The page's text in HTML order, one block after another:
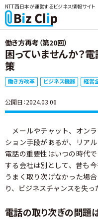
NTT西日本が運営するビジネス情報サイト
働き方再考（第20回）
困っていませんか？
策
働き方改革 ビジネス機器 経営
公開日：2024.03.06
メールやチャット、オン
ション手段があるが、リア
電話の重要性はいつの時代
する会社は別として、昔も
うまく取り次げなかった場
り、ビジネスチャンスを失っ
電話の取り次ぎの問題